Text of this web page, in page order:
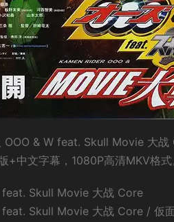
OOO & W feat. Skull Movie 大
中文字幕，1080P高清MKV格式
feat. Skull Movie 大战 Core
Skull Movie 大战 Core / 仮